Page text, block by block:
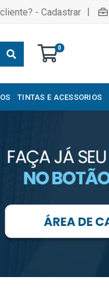
- Cadastrar |
0
TINTAS E ACESSORIOS